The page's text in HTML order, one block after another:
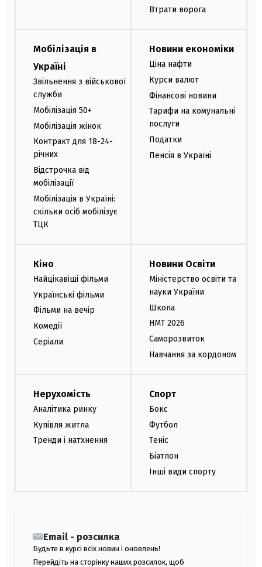
Втрати ворога
Мобілізація в
Україні
Звільнення з військової
служби
Мобілізація 50+
Мобілізація жінок
Контракт для 18-24-
річних
Відстрочка від
мобілізації
Мобілізація в Україні:
скільки осіб мобілізує
ТЦК
Новини економіки
Ціна нафти
Курси валют
Фінансові новини
Тарифи на комунальні
послуги
Податки
Пенсія в Україні
Кіно
Найцікавіші фільми
Українські фільми
Фільми на вечір
Комедії
Серіали
Новини Освіти
Міністерство освіти та
науки України
Школа
НМТ 2026
Саморозвиток
Навчання за кордоном
Нерухомість
Аналітика ринку
Купівля житла
Тренди і натхнення
Спорт
Бокс
Футбол
Теніс
Біатлон
Інші види спорту
Email - розсилка
Будьте в курсі всіх новин і оновлень!
Перейдіть на сторінку наших розсилок, щоб